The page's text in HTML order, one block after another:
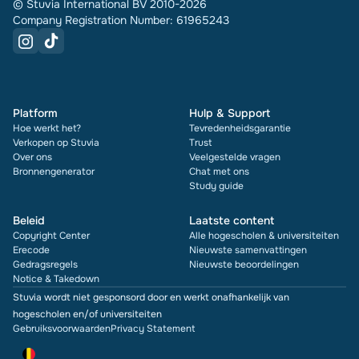
© Stuvia International BV 2010-2026
Company Registration Number: 61965243
Platform
Hoe werkt het?
Verkopen op Stuvia
Over ons
Bronnengenerator
Hulp & Support
Tevredenheidsgarantie
Trust
Veelgestelde vragen
Chat met ons
Study guide
Beleid
Copyright Center
Erecode
Gedragsregels
Notice & Takedown
Laatste content
Alle hogescholen & universiteiten
Nieuwste samenvattingen
Nieuwste beoordelingen
Stuvia wordt niet gesponsord door en werkt onafhankelijk van
hogescholen en/of universiteiten
GebruiksvoorwaardenPrivacy Statement